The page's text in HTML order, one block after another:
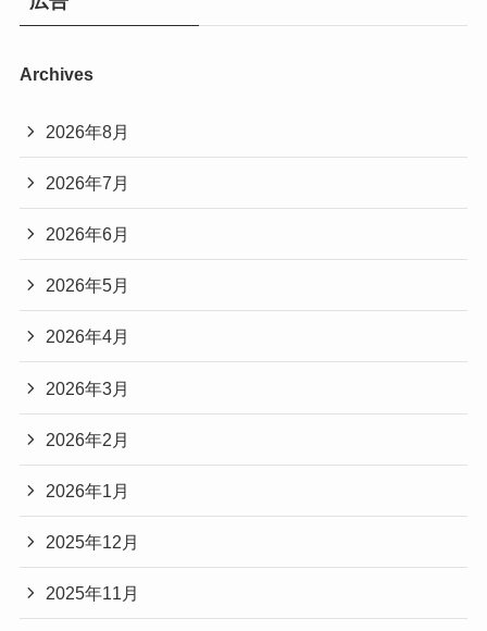
Archives
2026年8月
2026年7月
2026年6月
2026年5月
2026年4月
2026年3月
2026年2月
2026年1月
2025年12月
2025年11月